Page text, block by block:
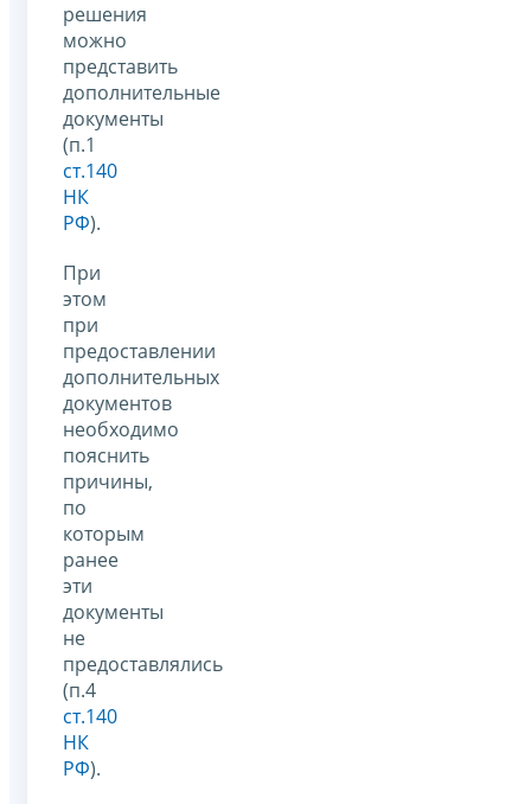
решения
можно
представить
дополнительные
документы
(п.1
ст.140
НК
РФ).
При
этом
при
предоставлении
дополнительных
документов
необходимо
пояснить
причины,
по
которым
ранее
эти
документы
не
предоставлялись
(п.4
ст.140
НК
РФ).